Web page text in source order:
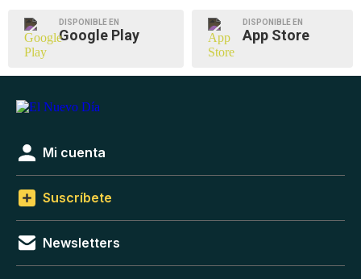
DISPONIBLE EN
Google Play
DISPONIBLE EN
App Store
Mi cuenta
Suscríbete
Newsletters